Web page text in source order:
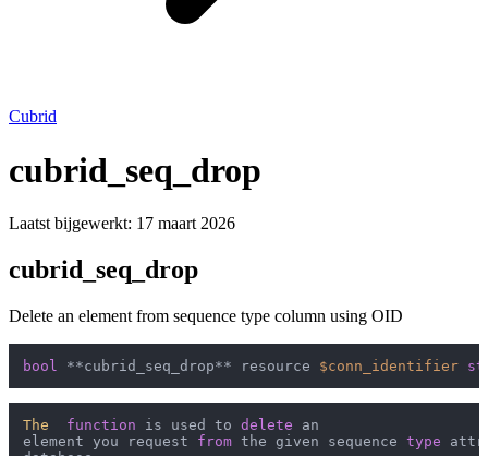
Cubrid
cubrid_seq_drop
Laatst bijgewerkt: 17 maart 2026
cubrid_seq_drop
Delete an element from sequence type column using OID
bool **cubrid_seq_drop** resource $conn_identifier
The function is used to delete an
element you request from the given sequence type